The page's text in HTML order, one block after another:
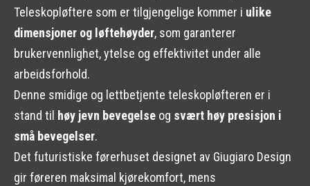
Teleskopløftere som er tilgjengelige kommer i ulike
dimensjoner og løftehøyder, som garanterer
brukervennlighet, ytelse og effektivitet under alle
arbeidsforhold.
Denne smidige og lettbetjente teleskopløfteren er i
stand til høy jevn bevegelse og svært høy presisjon i
små bevegelser.
Det futuristiske førerhuset designet av Giugiaro Design
gir føreren maksimal kjørekomfort, mens